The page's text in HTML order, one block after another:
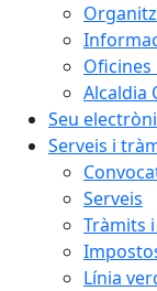
Alcaldia
Seu
Serveis i
Serveis
Tràmits
Línia